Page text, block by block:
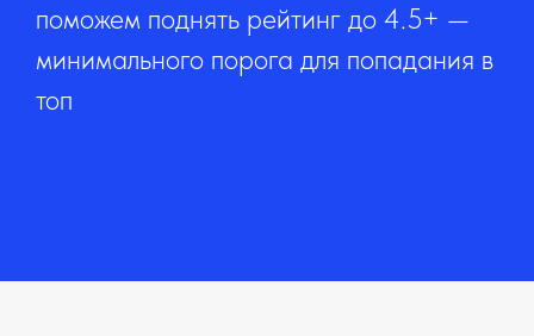
поможем поднять рейтинг до 4.5+ —
минимального порога для попадания в
топ